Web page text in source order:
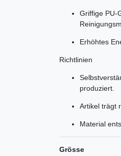
Griffige PU-
Erhöhtes
Richtlinien
produziert.
Artikel trägt
Material
Grösse